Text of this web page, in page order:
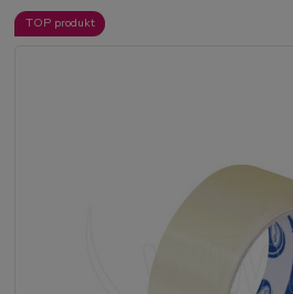
TOP produkt